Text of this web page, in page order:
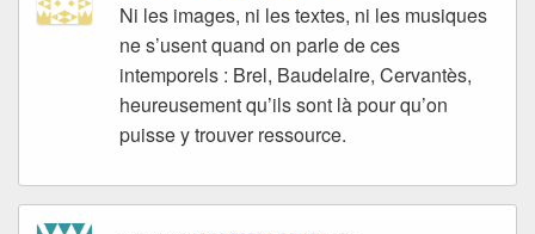
Ni les images, ni les textes, ni les musiques
ne s’usent quand on parle de ces
intemporels : Brel, Baudelaire, Cervantès,
heureusement qu’ils sont là pour qu’on
puisse y trouver ressource.